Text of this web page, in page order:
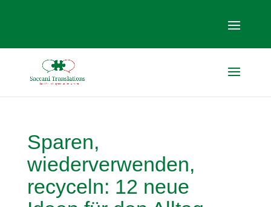
Sparen,
wiederverwenden,
recyceln: 12 neue